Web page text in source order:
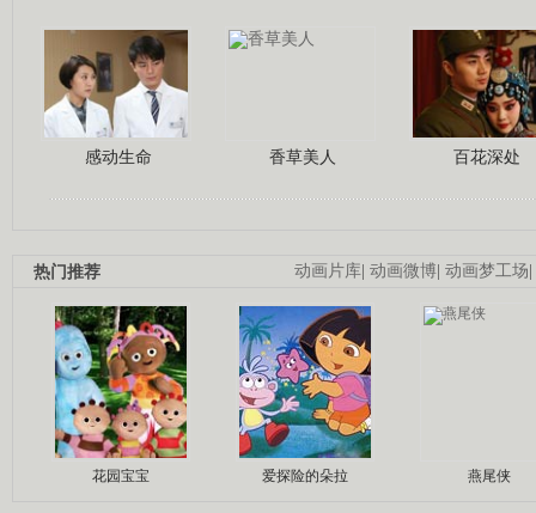
感动生命 香草美人 百花深处
动画片库| 动画微博| 动画梦工场|
热门推荐
花园宝宝 爱探险的朵拉 燕尾侠